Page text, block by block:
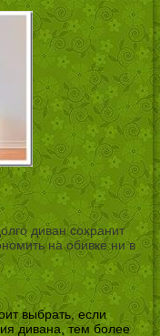
диван сохранит
на обивке ни в
выбрать, если
дивана, тем более